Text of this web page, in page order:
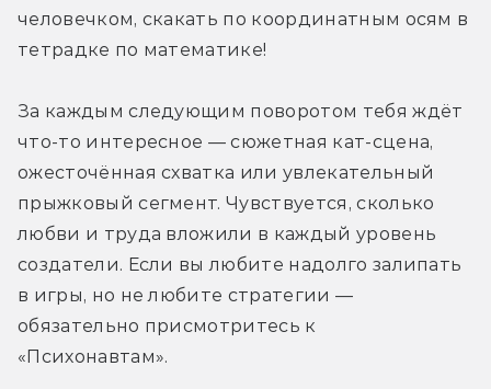
человечком, скакать по координатным осям в
тетрадке по математике!
За каждым следующим поворотом тебя ждёт
что-то интересное — сюжетная кат-сцена,
ожесточённая схватка или увлекательный
прыжковый сегмент. Чувствуется, сколько
любви и труда вложили в каждый уровень
создатели. Если вы любите надолго залипать
в игры, но не любите стратегии —
обязательно присмотритесь к
«Психонавтам».